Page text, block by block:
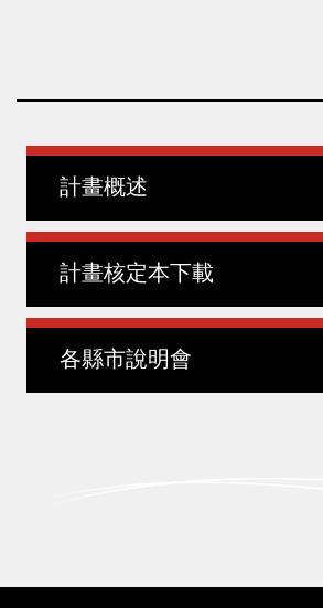
計畫概述
計畫核定本下載
各縣市說明會